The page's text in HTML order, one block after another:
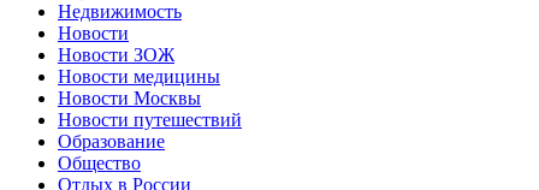
Недвижимость
Новости
Новости ЗОЖ
Новости медицины
Новости Москвы
Новости путешествий
Образование
Общество
Отдых в России